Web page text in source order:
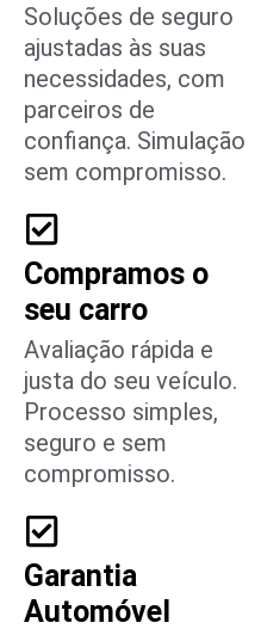
Soluções de seguro
ajustadas às suas
necessidades, com
parceiros de
confiança. Simulação
sem compromisso.
Compramos o
seu carro
Avaliação rápida e
justa do seu veículo.
Processo simples,
seguro e sem
compromisso.
Garantia
Automóvel